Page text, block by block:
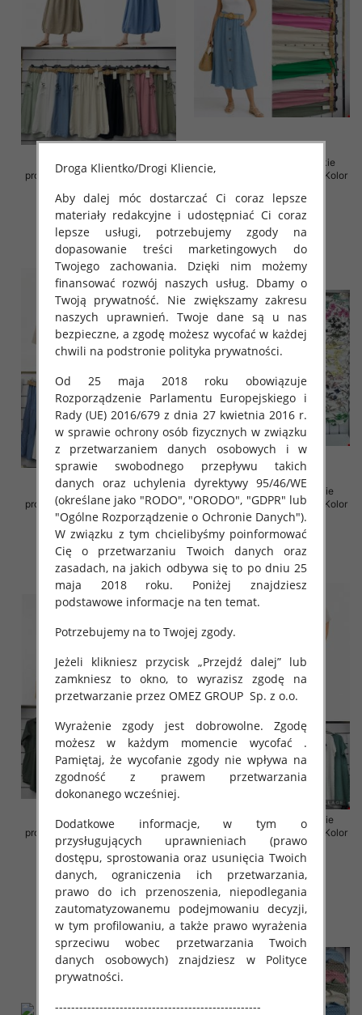
Spódnice damskie (Włoskie
produkt) Roz Standard, Mix Kolor
38.00 zł
szczegóły
Spódnice damskie (Włoskie
produkt) Roz Standard, Mix Kolor
35.00 zł
szczegóły
Spódnice damskie (Włoskie
produkt) Roz Standard, Mix Kolor
Paczka 5 szt
35.00 zł
szczegóły
Sukienki damskie (Włoskie
produkt) Roz Standard, Mix Kolor
Paczka 5 szt
35.00 zł
szczegóły
Sukienki damskie (Włoskie
produkt) Roz Standard, Mix Kolor
Paczka 5 szt
35.00 zł
szczegóły
Sukienki damskie (Włoskie
produkt) Roz Standard, Mix Kolor
Paczka 5 szt
35.00 zł
szczegóły
Droga Klientko/Drogi Kliencie,
Aby dalej móc dostarczać Ci coraz lepsze
materiały redakcyjne i udostępniać Ci coraz
lepsze usługi, potrzebujemy zgody na
dopasowanie treści marketingowych do
Twojego zachowania. Dzięki nim możemy
finansować rozwój naszych usług. Dbamy o
Twoją prywatność. Nie zwiększamy zakresu
naszych uprawnień. Twoje dane są u nas
bezpieczne, a zgodę możesz wycofać w każdej
chwili na podstronie polityka prywatności.
Od 25 maja 2018 roku obowiązuje
Rozporządzenie Parlamentu Europejskiego i
Rady (UE) 2016/679 z dnia 27 kwietnia 2016 r.
w sprawie ochrony osób fizycznych w związku
z przetwarzaniem danych osobowych i w
sprawie swobodnego przepływu takich
danych oraz uchylenia dyrektywy 95/46/WE
(określane jako "RODO", "ORODO", "GDPR" lub
"Ogólne Rozporządzenie o Ochronie Danych").
W związku z tym chcielibyśmy poinformować
Cię o przetwarzaniu Twoich danych oraz
zasadach, na jakich odbywa się to po dniu 25
maja 2018 roku. Poniżej znajdziesz
podstawowe informacje na ten temat.
Potrzebujemy na to Twojej zgody.
Jeżeli klikniesz przycisk „Przejdź dalej” lub
zamkniesz to okno, to wyrazisz zgodę na
przetwarzanie przez OMEZ GROUP Sp. z o.o.
Wyrażenie zgody jest dobrowolne. Zgodę
możesz w każdym momencie wycofać .
Pamiętaj, że wycofanie zgody nie wpływa na
zgodność z prawem przetwarzania
dokonanego wcześniej.
Dodatkowe informacje, w tym o
przysługujących uprawnieniach (prawo
dostępu, sprostowania oraz usunięcia Twoich
danych, ograniczenia ich przetwarzania,
prawo do ich przenoszenia, niepodlegania
zautomatyzowanemu podejmowaniu decyzji,
w tym profilowaniu, a także prawo wyrażenia
sprzeciwu wobec przetwarzania Twoich
danych osobowych) znajdziesz w Polityce
prywatności.
---------------------------------------------------